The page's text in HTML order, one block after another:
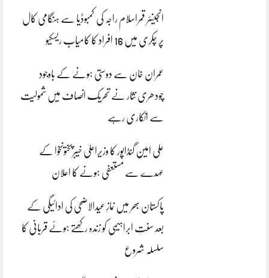
انجینئر قمراسلام راجہ کی کمبوڈیا سے ہنگامی کال
پر چکری میں 16 افراد کا کامیاب ریسکیو
عمران خان سے دوستی ہونے کے باوجود
چودھری نثار نے تحریک انصاف میں شمولیت
سے انکاری رہے
علی امین گنڈاپور کا وزیراعلیٰ خیبرپختونخوا کے
عہدے سے مستعفی ہونے کا اعلان
پاکستان بھر میں نمازِ عیدالاضحی کی ادائیگی کے
بعد سنتِ ابراہیمی کو زندہ رکھتے ہوئے قربانی کا
سلسلہ شروع